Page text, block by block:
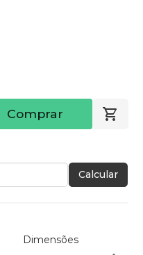
Comprar
Calcular
Dimensões